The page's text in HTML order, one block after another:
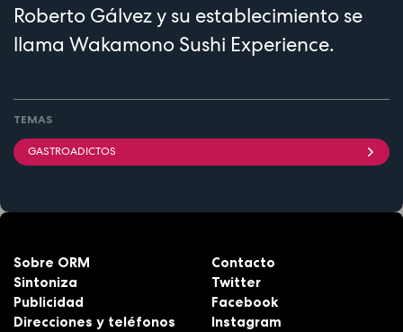
Roberto Gálvez y su establecimiento se
llama Wakamono Sushi Experience.
TEMAS
GASTROADICTOS
Sobre ORM
Sintoniza
Publicidad
Direcciones y teléfonos
Contacto
Twitter
Facebook
Instagram